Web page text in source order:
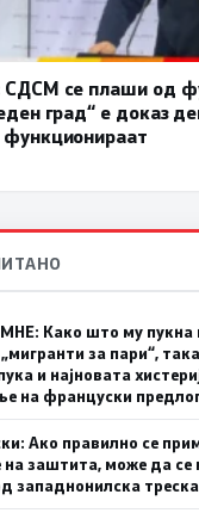
СДСМ се плаши од
град“ е доказ
функционираат
Како што му пукна
за пари“,
и најновата
на француски
Ако правилно се
на заштита, може да се
западнонилска треска